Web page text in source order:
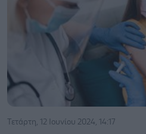
Τετάρτη, 12 Ιουνίου 2024, 14:17